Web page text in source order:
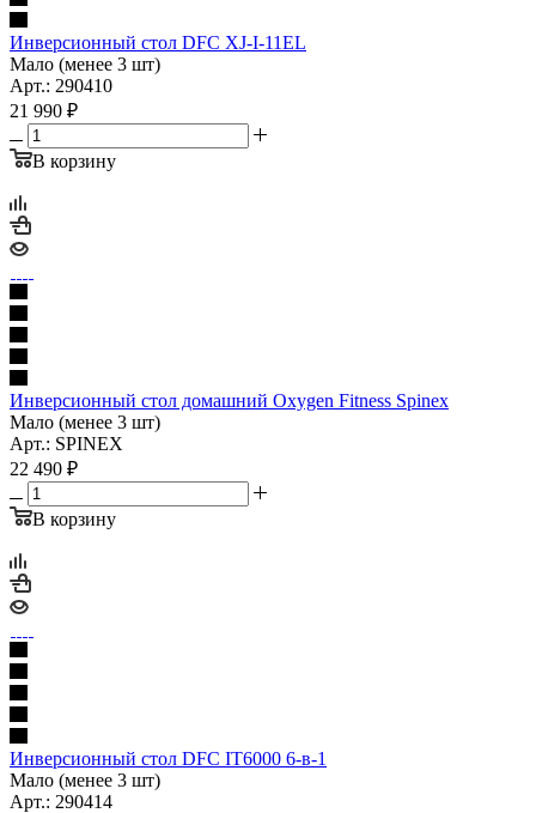
Инверсионный стол DFC XJ-I-11EL
Мало (менее 3 шт)
Арт.: 290410
21 990 ₽
В корзину
Инверсионный стол домашний Oxygen Fitness Spinex
Мало (менее 3 шт)
Арт.: SPINEX
22 490 ₽
В корзину
Инверсионный стол DFC IT6000 6-в-1
Мало (менее 3 шт)
Арт.: 290414